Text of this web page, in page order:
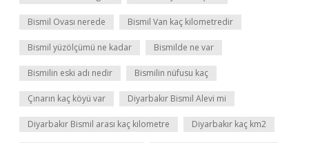
Bismil Ovası nerede Bismil Van kaç kilometredir
Bismil yüzölçümü ne kadar Bismilde ne var
Bismilin eski adı nedir Bismilin nüfusu kaç
Çınarın kaç köyü var Diyarbakır Bismil Alevi mi
Diyarbakır Bismil arası kaç kilometre Diyarbakır kaç km2